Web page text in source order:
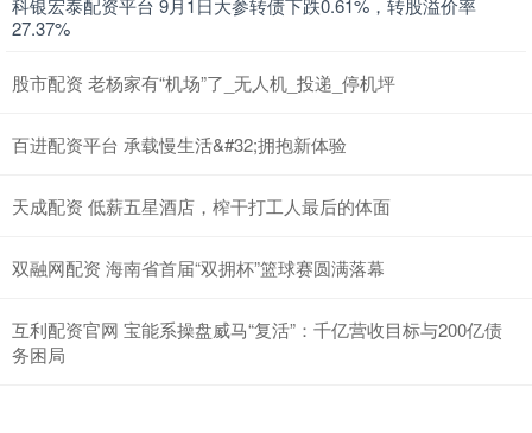
科银宏泰配资平台 9月1日大参转债下跌0.61%，转股溢价率
27.37%
股市配资 老杨家有“机场”了_无人机_投递_停机坪
百进配资平台 承载慢生活&#32;拥抱新体验
天成配资 低薪五星酒店，榨干打工人最后的体面
双融网配资 海南省首届“双拥杯”篮球赛圆满落幕
互利配资官网 宝能系操盘威马“复活”：千亿营收目标与200亿债
务困局